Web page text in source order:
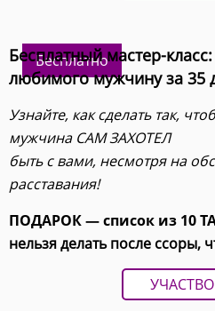
Бесплатно
Бесплатный мастер-
любимого мужчину за 35
Узнайте, как сделать так,
мужчина САМ ЗАХОТЕЛ
быть с вами, несмотря на
расставания!
ПОДАРОК — список из 10
нельзя делать после ссоры,